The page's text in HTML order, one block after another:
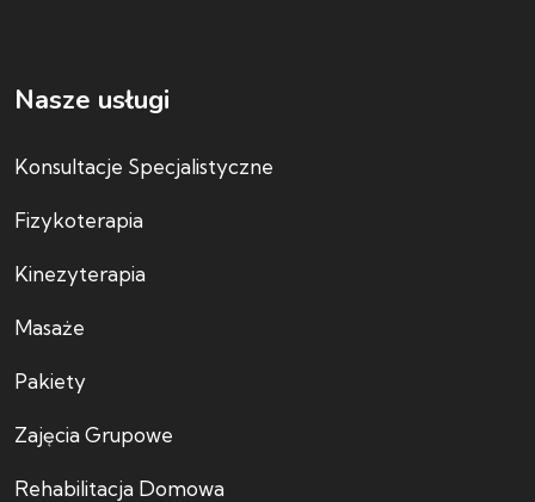
Nasze usługi
Konsultacje Specjalistyczne
Fizykoterapia
Kinezyterapia
Masaże
Pakiety
Zajęcia Grupowe
Rehabilitacja Domowa